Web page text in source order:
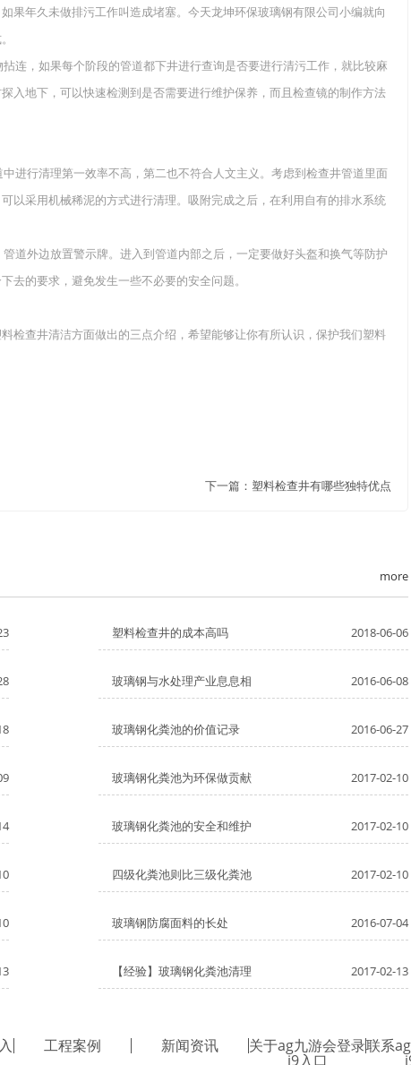
吗？
果年久未做排污工作叫造成堵塞。今天龙坤环保玻璃钢有限公司小编就向
连，如果每个阶段的管道都下井进行查询是否要进行清污工作，就比较麻
入地下，可以快速检测到是否需要进行维护保养，而且检查镜的制作方法
进行清理第一效率不高，第二也不符合人文主义。考虑到检查井管道里面
以采用机械稀泥的方式进行清理。吸附完成之后，在利用自有的排水系统
道外边放置警示牌。进入到管道内部之后，一定要做好头盔和换气等防护
去的要求，避免发生一些不必要的安全问题。
检查井清洁方面做出的三点介绍，希望能够让你有所认识，保护我们塑料
下一篇： 塑料检查井有哪些独特优点
more
塑料检查井的成本高吗 2018-06-06
玻璃钢与水处理产业息息相 2016-06-08
玻璃钢化粪池的价值记录 2016-06-27
玻璃钢化粪池为环保做贡献 2017-02-10
玻璃钢化粪池的安全和维护 2017-02-10
四级化粪池则比三级化粪池 2017-02-10
玻璃钢防腐面料的长处 2016-07-04
【经验】玻璃钢化粪池清理 2017-02-13
工程案例 新闻资讯 关于ag九游会登录
j9入口
联系